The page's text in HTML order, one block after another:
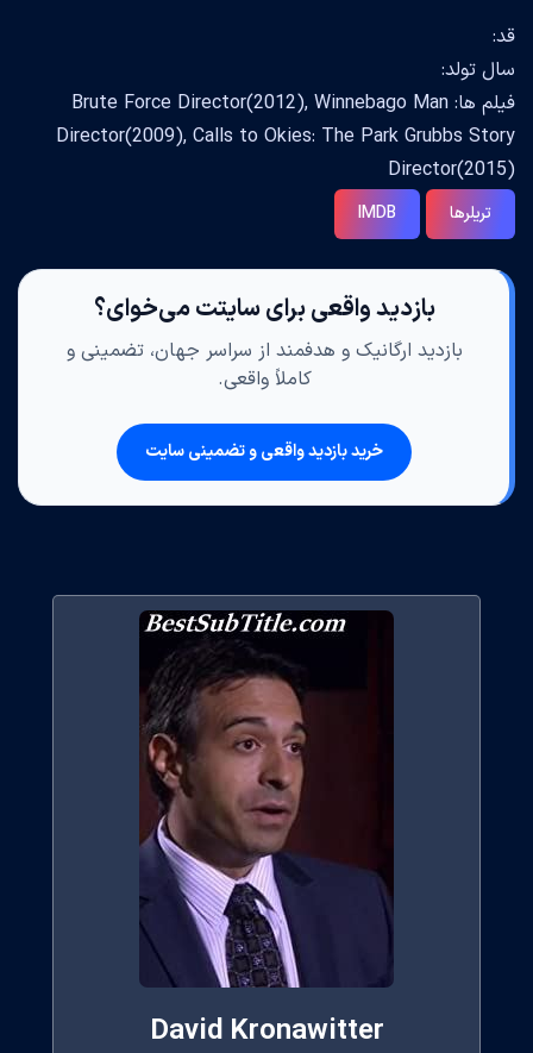
قد:
سال تولد:
فیلم ها: Brute Force Director(2012), Winnebago Man
Director(2009), Calls to Okies: The Park Grubbs Story
Director(2015)
تریلرها IMDB
بازدید واقعی برای سایتت می‌خوای؟
بازدید ارگانیک و هدفمند از سراسر جهان، تضمینی و
کاملاً واقعی.
خرید بازدید واقعی و تضمینی سایت
David Kronawitter